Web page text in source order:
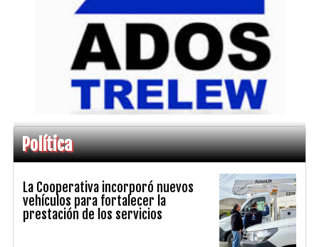
Política
La Cooperativa incorporó nuevos
vehículos para fortalecer la
prestación de los servicios